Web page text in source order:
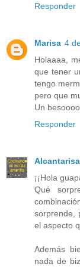
Responder
Marisa 4
Holaaaa,
que tener
tengo
pero que
Un
Responder
Alcantarisa
¡¡Hola
Qué
sorprende,
el aspecto
Además
nada de